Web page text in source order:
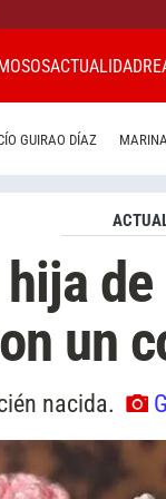
ACTUALIDAD
GUIRAO DÍAZ
un
nacida.